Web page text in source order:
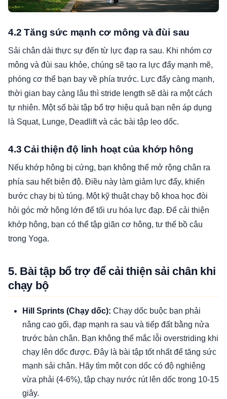
4.2 Tăng sức mạnh cơ mông và đùi sau
Sải chân dài thực sự đến từ lực đạp ra sau. Khi nhóm cơ
mông và đùi sau khỏe, chúng sẽ tạo ra lực đẩy mạnh mẽ,
phóng cơ thể bạn bay về phía trước. Lực đẩy càng mạnh,
thời gian bay càng lâu thì stride length sẽ dài ra một cách
tự nhiên. Một số bài tập bổ trợ hiệu quả bạn nên áp dụng
là Squat, Lunge, Deadlift và các bài tập leo dốc.
4.3 Cải thiện độ linh hoạt của khớp hông
Nếu khớp hông bị cứng, bạn không thể mở rộng chân ra
phía sau hết biên độ. Điều này làm giảm lực đẩy, khiến
bước chạy bị tù túng. Một kỹ thuật chạy bộ khoa học đòi
hỏi góc mở hông lớn để tối ưu hóa lực đạp. Để cải thiện
khớp hông, bạn có thể tập giãn cơ hông, tư thế bồ câu
trong Yoga.
5. Bài tập bổ trợ để cải thiện sải chân khi
chạy bộ
Hill Sprints (Chạy dốc): Chạy dốc buộc bạn phải
nâng cao gối, đạp mạnh ra sau và tiếp đất bằng nửa
trước bàn chân. Bạn không thể mắc lỗi overstriding khi
chạy lên dốc được. Đây là bài tập tốt nhất để tăng sức
mạnh sải chân. Hãy tìm một con dốc có độ nghiêng
vừa phải (4-6%), tập chạy nước rút lên dốc trong 10-15
giây.